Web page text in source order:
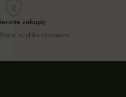
zakupy
szybka dostawa